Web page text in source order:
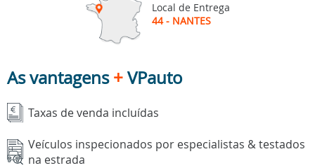
Local de Entrega
44 - NANTES
As vantagens+VPauto
Taxas de venda incluídas
Veículos inspecionados por especialistas & testados
na estrada